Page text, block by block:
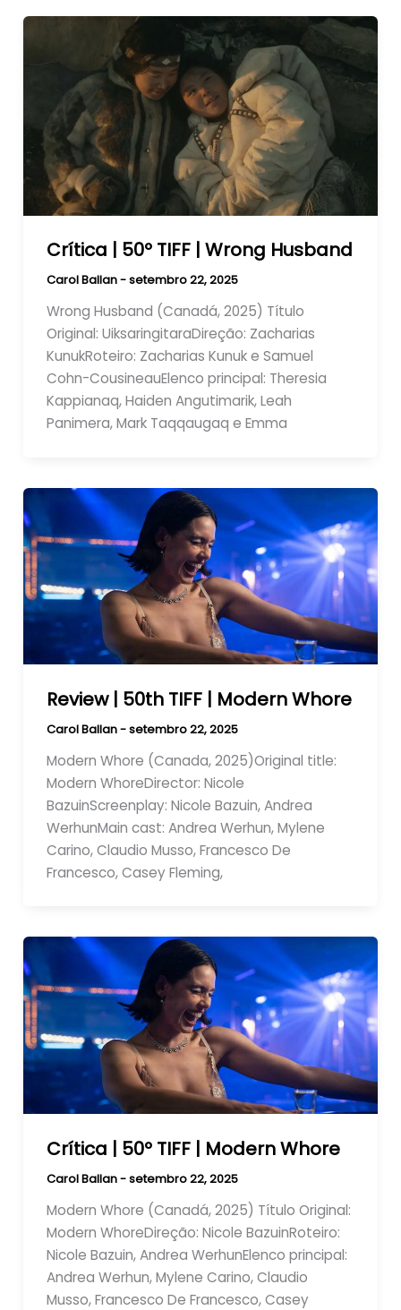
Crítica | 50º TIFF | Wrong Husband
Carol Ballan-setembro 22, 2025
Wrong Husband (Canadá, 2025) Título
Original: UiksaringitaraDireção: Zacharias
KunukRoteiro: Zacharias Kunuk e Samuel
Cohn-CousineauElenco principal: Theresia
Kappianaq, Haiden Angutimarik, Leah
Panimera, Mark Taqqaugaq e Emma
Review | 50th TIFF | Modern Whore
Carol Ballan-setembro 22, 2025
Modern Whore (Canada, 2025)Original title:
Modern WhoreDirector: Nicole
BazuinScreenplay: Nicole Bazuin, Andrea
WerhunMain cast: Andrea Werhun, Mylene
Carino, Claudio Musso, Francesco De
Francesco, Casey Fleming,
Crítica | 50º TIFF | Modern Whore
Carol Ballan-setembro 22, 2025
Modern Whore (Canadá, 2025) Título Original:
Modern WhoreDireção: Nicole BazuinRoteiro:
Nicole Bazuin, Andrea WerhunElenco principal:
Andrea Werhun, Mylene Carino, Claudio
Musso, Francesco De Francesco, Casey